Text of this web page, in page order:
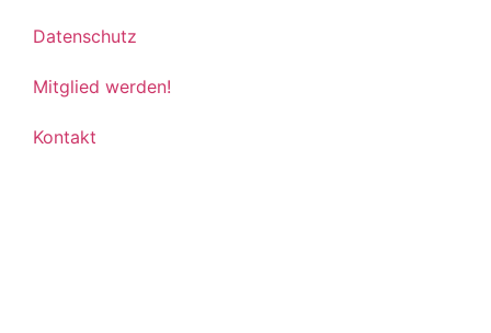
Datenschutz
Mitglied werden!
Kontakt